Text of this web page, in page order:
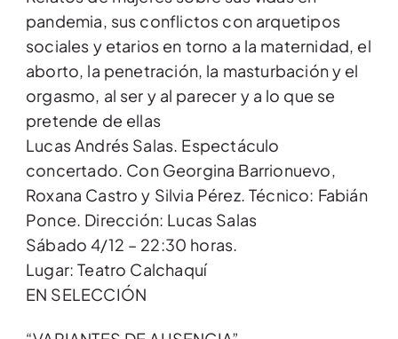
pandemia, sus conflictos con arquetipos
sociales y etarios en torno a la maternidad, el
aborto, la penetración, la masturbación y el
orgasmo, al ser y al parecer y a lo que se
pretende de ellas
Lucas Andrés Salas. Espectáculo
concertado. Con Georgina Barrionuevo,
Roxana Castro y Silvia Pérez. Técnico: Fabián
Ponce. Dirección: Lucas Salas
Sábado 4/12 – 22:30 horas.
Lugar: Teatro Calchaquí
EN SELECCIÓN